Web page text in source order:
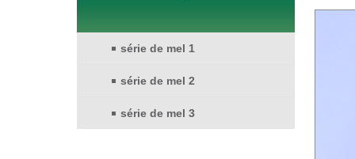
série de mel 1
série de mel 2
série de mel 3